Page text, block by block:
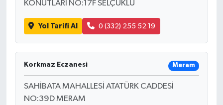
KONUTLARI NO:17F SELÇUKLU
Yol Tarifi Al 0 (332) 255 52 19
Korkmaz Eczanesi Meram
SAHİBATA MAHALLESİ ATATÜRK CADDESİ
NO:39D MERAM